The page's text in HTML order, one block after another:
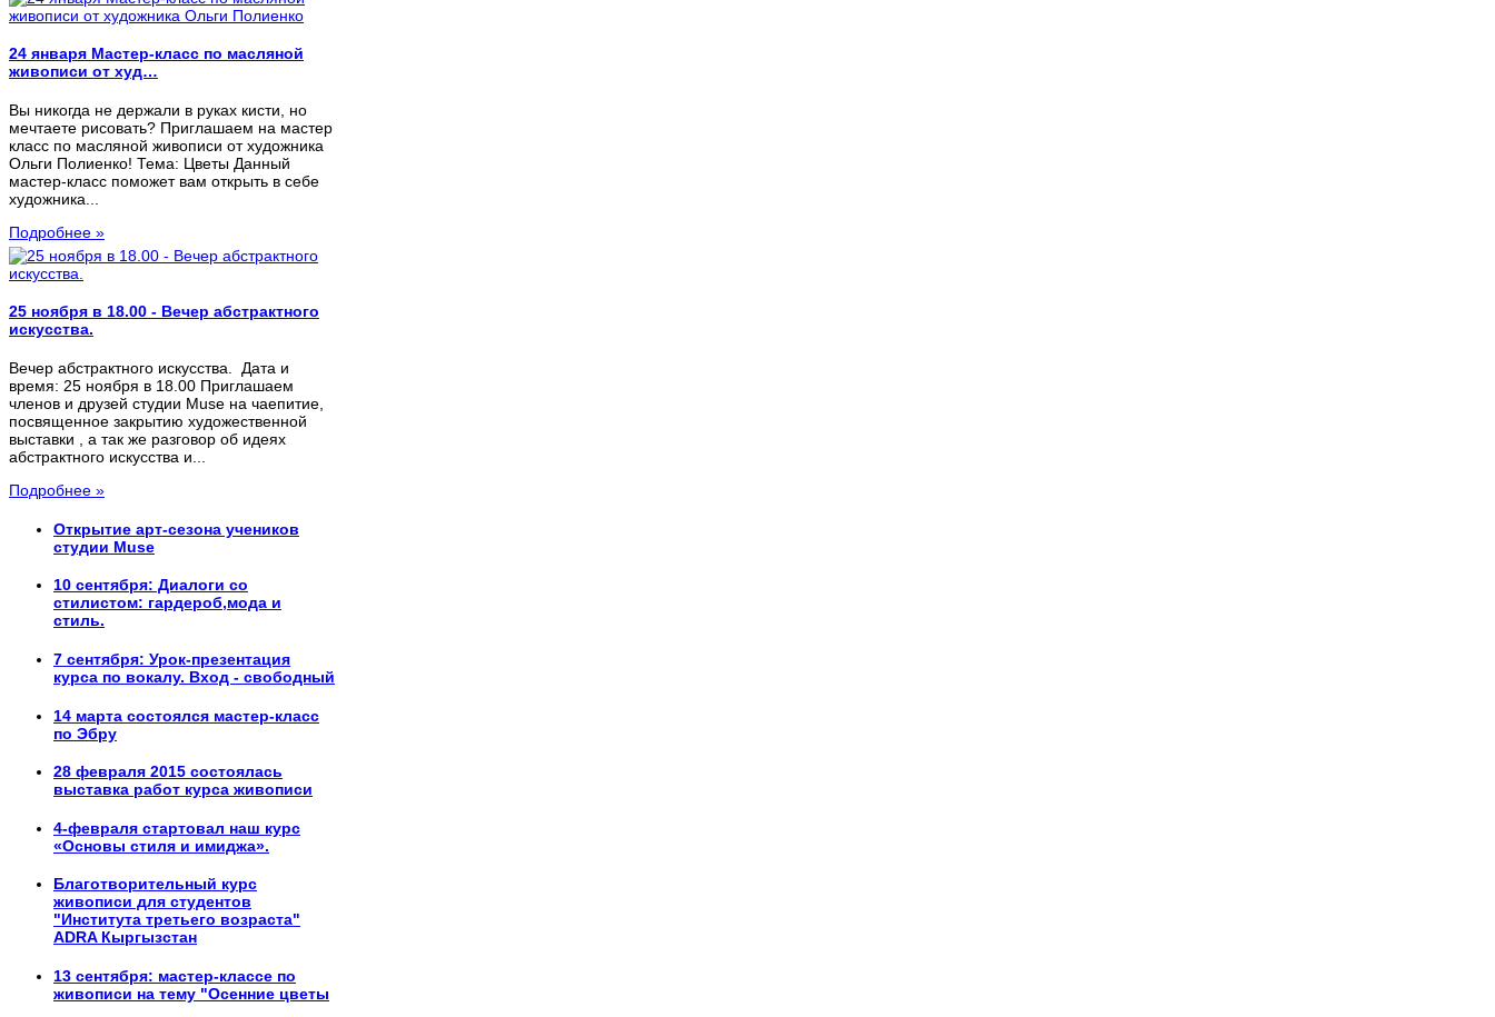
24 января Мастер-класс по масляной
живописи от худ…
Вы никогда не держали в руках кисти, но
мечтаете рисовать? Приглашаем на мастер
класс по масляной живописи от художника
Ольги Полиенко! Тема: Цветы Данный
мастер-класс поможет вам открыть в себе
художника...
Подробнее »
25 ноября в 18.00 - Вечер абстрактного
искусства.
Вечер абстрактного искусства. Дата и
время: 25 ноября в 18.00 Приглашаем
членов и друзей студии Muse на чаепитие,
посвященное закрытию художественной
выставки , а так же разговор об идеях
абстрактного искусства и...
Подробнее »
Открытие арт-сезона учеников
студии Muse
10 сентября: Диалоги со
стилистом: гардероб,мода и
стиль.
7 сентября: Урок-презентация
курса по вокалу. Вход - свободный
14 марта состоялся мастер-класс
по Эбру
28 февраля 2015 состоялась
выставка работ курса живописи
4-февраля стартовал наш курс
«Основы стиля и имиджа».
Благотворительный курс
живописи для студентов
"Института третьего возраста"
ADRA Кыргызстан
13 сентября: мастер-классе по
живописи на тему "Осенние цветы